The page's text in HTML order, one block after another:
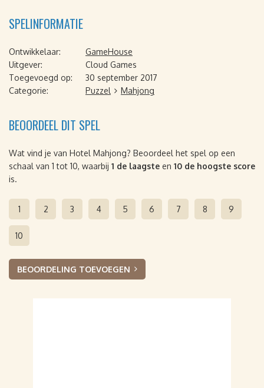
SPELINFORMATIE
Ontwikkelaar:
GameHouse
Uitgever:
Cloud Games
Toegevoegd op:
30 september 2017
Categorie:
Puzzel Mahjong
BEOORDEEL DIT SPEL
Wat vind je van Hotel Mahjong? Beoordeel het spel op een
schaal van 1 tot 10, waarbij 1 de laagste en 10 de hoogste score
is.
1 2 3 4 5 6 7 8 9
10
BEOORDELING TOEVOEGEN